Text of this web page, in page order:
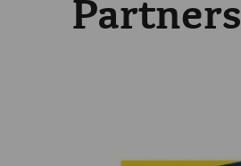
Partners